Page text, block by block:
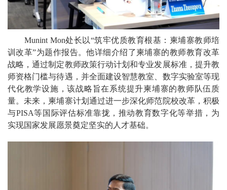
Munint Mon处长以“筑牢优质教育根基：柬埔寨教师培
训改革”为题作报告。他详细介绍了柬埔寨的教师教育改革
战略，通过制定教师政策行动计划和专业发展标准，提升教
师资格门槛与待遇，并全面建设智慧教室、数字实验室等现
代化教学设施，该战略旨在系统提升柬埔寨的教师队伍质
量。未来，柬埔寨计划通过进一步深化师范院校改革，积极
与PISA等国际评估标准靠拢，推动教育数字化等举措，为
实现国家发展愿景奠定坚实的人才基础。